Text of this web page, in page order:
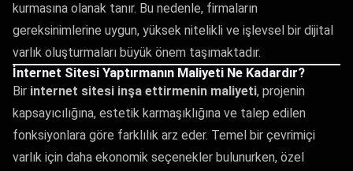
kurmasına olanak tanır. Bu nedenle, firmaların
gereksinimlerine uygun, yüksek nitelikli ve işlevsel bir dijital
varlık oluşturmaları büyük önem taşımaktadır.
İnternet Sitesi Yaptırmanın Maliyeti Ne Kadardır?
Bir internet sitesi inşa ettirmenin maliyeti, projenin
kapsayıcılığına, estetik karmaşıklığına ve talep edilen
fonksiyonlara göre farklılık arz eder. Temel bir çevrimiçi
varlık için daha ekonomik seçenekler bulunurken, özel